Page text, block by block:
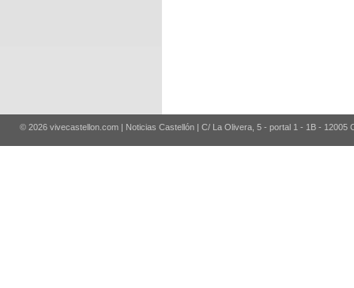
© 2026 vivecastellon.com | Noticias Castellón | C/ La Olivera, 5 - portal 1 - 1B - 12005